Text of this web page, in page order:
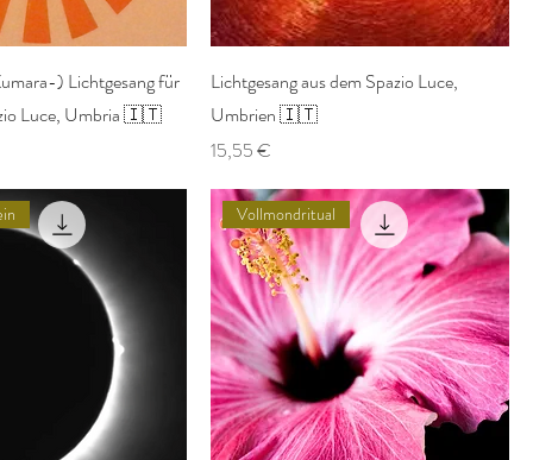
) Lichtgesang für
Luce, Umbria 🇮🇹
Lichtgesang aus dem Spazio Luce,
Umbrien 🇮🇹
Preis
15,55 €
Vollmondritual